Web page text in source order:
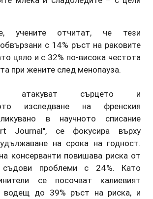
учените отчитат, че тези
с 14% ръст на раковите
цяло и с 32% по-висока честота
при жените след менопауза.
атакуват сърцето и
изследване на френския
в научното списание
Journal", се фокусира върху
на срока на годност.
консерванти повишава риска от
съдови проблеми с 24%. Като
се посочват калиевият
водещ до 39% ръст на риска, и